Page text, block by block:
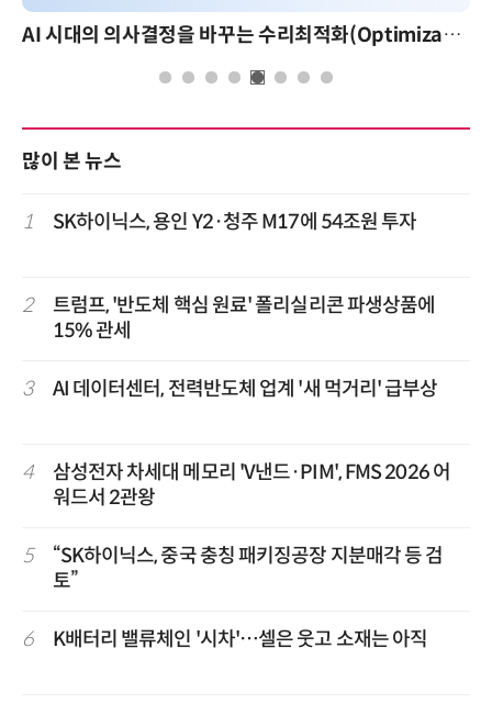
AI 시대의 의사결정을 바꾸는 수리최적화(Optimization): 실제 산업 적용 사례와 활용 전략
많이 본 뉴스
1 SK하이닉스, 용인 Y2·청주 M17에 54조원 투자
2
트럼프, '반도체 핵심 원료' 폴리실리콘 파생상품에
15% 관세
3 AI 데이터센터, 전력반도체 업계 '새 먹거리' 급부상
4
삼성전자 차세대 메모리 'V낸드·PIM', FMS 2026 어
워드서 2관왕
5
“SK하이닉스, 중국 충칭 패키징공장 지분매각 등 검
토”
6 K배터리 밸류체인 '시차'…셀은 웃고 소재는 아직